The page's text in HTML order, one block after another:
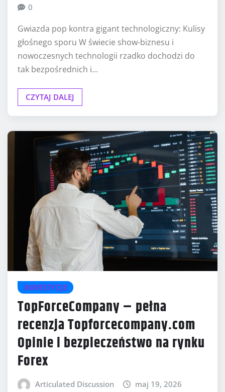
0
Gwiazda pop kontra gigant technologiczny: Kulisy
głośnego sporu W świecie show-biznesu i
nowoczesnych technologii rzadko dochodzi do
tak bezpośrednich i…
CZYTAJ DALEJ
INWESTYCJE
TopForceCompany – pełna
recenzja Topforcecompany.com
Opinie i bezpieczeństwo na rynku
Forex
Articulated Discussion maj 19, 2026